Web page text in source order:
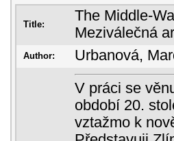
Title:
The Middle-
Meziválečná
Author: Urbanová,
V práci se
období 20.
vztažmo k